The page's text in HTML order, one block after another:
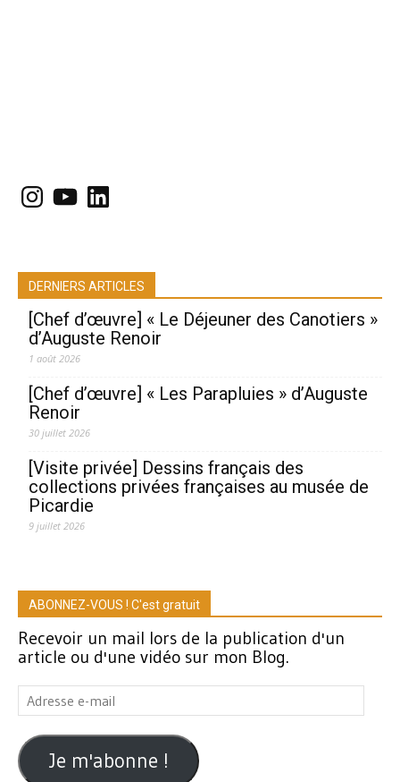
Instagram
YouTubeLinkedIn
DERNIERS ARTICLES
[Chef d’œuvre] « Le Déjeuner des Canotiers »
d’Auguste Renoir
1 août 2026
[Chef d’œuvre] « Les Parapluies » d’Auguste
Renoir
30 juillet 2026
[Visite privée] Dessins français des
collections privées françaises au musée de
Picardie
9 juillet 2026
ABONNEZ-VOUS ! C'est gratuit
Recevoir un mail lors de la publication d'un
article ou d'une vidéo sur mon Blog.
Adresse
e-
mail
Je m'abonne !